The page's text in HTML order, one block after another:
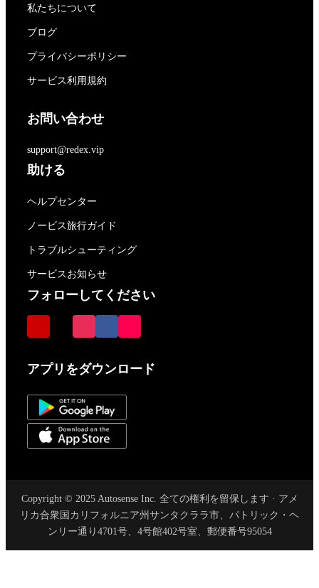
私たちについて
ブログ
プライバシーポリシー
サービス利用規約
お問い合わせ
support@redex.vip
助ける
ヘルプセンター
ノービス旅行ガイド
トラブルシューティング
サービスお知らせ
フォローしてください
アプリをダウンロード
Copyright © 2025 Autosense Inc. 全ての権利を留保します · アメ
リカ合衆国カリフォルニア州サンタクララ市、パトリック・ヘ
ンリー通り4701号、4号館402号室、郵便番号95054